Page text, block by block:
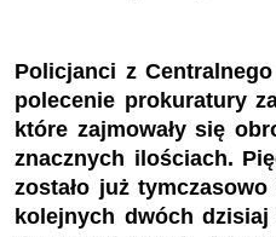
Policjanci z
polecenie prokuratury
które zajmowały się
znacznych ilościach.
zostało już
kolejnych dwóch dzisiaj